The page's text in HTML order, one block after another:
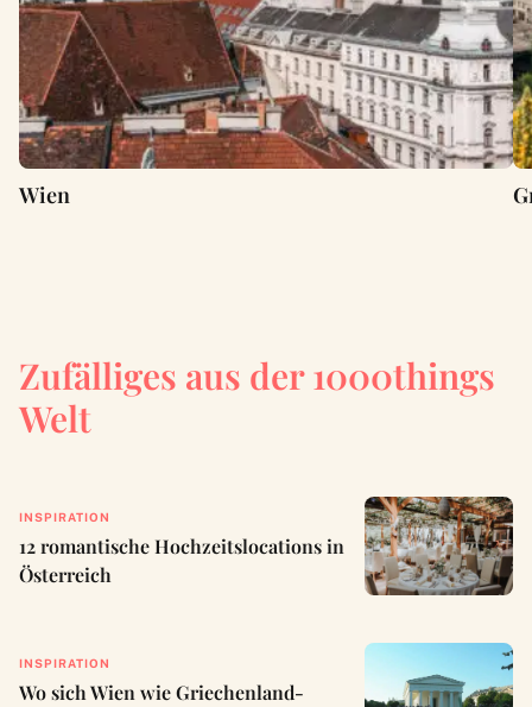
Wien
Zufälliges aus der 1000things
Welt
INSPIRATION
12 romantische Hochzeitslocations in
Österreich
INSPIRATION
Wo sich Wien wie Griechenland-